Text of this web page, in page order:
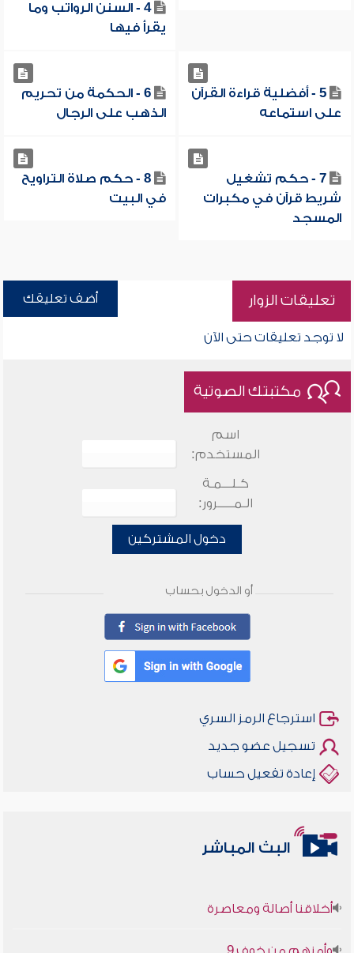
4 - السنن الرواتب وما
يقرأ فيها
5 - أفضلية قراءة القرآن
على استماعه
6 - الحكمة من تحريم
الذهب على الرجال
7 - حكم تشغيل
شريط قرآن في مكبرات
المسجد
8 - حكم صلاة التراويح
في البيت
تعليقات الزوار أضف تعليقك
لا توجد تعليقات حتى الآن
مكتبتك الصوتية
اسم
المستخدم:
كـلـــمـة
الـمـــــرور:
دخول المشتركين
أو الدخول بحساب
استرجاع الرمز السري
تسجيل عضو جديد
إعادة تفعيل حساب
البث المباشر
أخلاقنا أصالة ومعاصرة
وأمنهم من خوف 9